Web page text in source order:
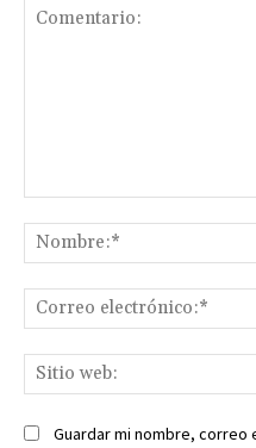
Guardar mi nombre,